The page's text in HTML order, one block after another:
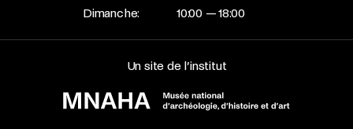
Dimanche:
10:00 — 18:00
Un site de l’institut